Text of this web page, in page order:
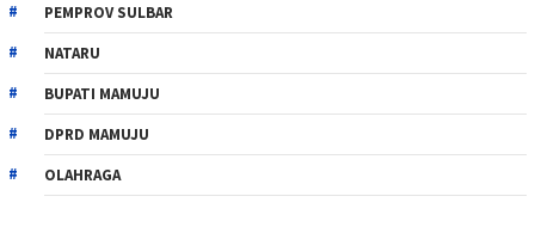
PEMPROV SULBAR
NATARU
BUPATI MAMUJU
DPRD MAMUJU
OLAHRAGA